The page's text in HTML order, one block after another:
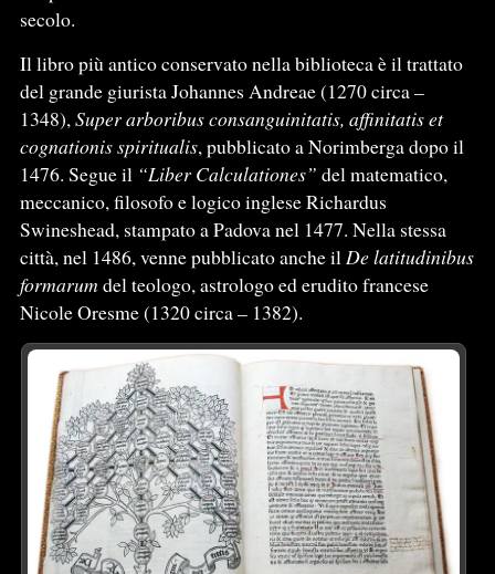
secolo.
Il libro più antico conservato nella biblioteca è il trattato
del grande giurista Johannes Andreae (1270 circa –
1348),Super arboribus consanguinitatis, affinitatis et
cognationis spiritualis, pubblicato a Norimberga dopo il
1476. Segue il “Liber Calculationes” del matematico,
meccanico, filosofo e logico inglese Richardus
Swineshead, stampato a Padova nel 1477. Nella stessa
città, nel 1486, venne pubblicato anche ilDe latitudinibus
formarum del teologo, astrologo ed erudito francese
Nicole Oresme (1320 circa – 1382).